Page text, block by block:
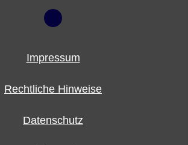
Impressum
Rechtliche Hinweise
Datenschutz